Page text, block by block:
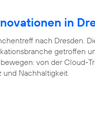
in
nach Dresden.
getroffen
von der Cloud-
Nachhaltigkeit.